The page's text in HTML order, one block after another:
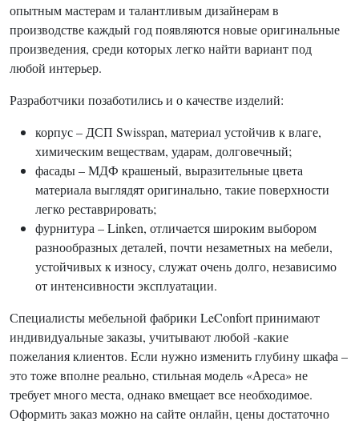
опытным мастерам и талантливым дизайнерам в
производстве каждый год появляются новые оригинальные
произведения, среди которых легко найти вариант под
любой интерьер.
Разработчики позаботились и о качестве изделий:
корпус – ДСП Swisspan, материал устойчив к влаге,
химическим веществам, ударам, долговечный;
фасады – МДФ крашеный, выразительные цвета
материала выглядят оригинально, такие поверхности
легко реставрировать;
фурнитура – Linken, отличается широким выбором
разнообразных деталей, почти незаметных на мебели,
устойчивых к износу, служат очень долго, независимо
от интенсивности эксплуатации.
Специалисты мебельной фабрики LeConfort принимают
индивидуальные заказы, учитывают любой -какие
пожелания клиентов. Если нужно изменить глубину шкафа –
это тоже вполне реально, стильная модель «Ареса» не
требует много места, однако вмещает все необходимое.
Оформить заказ можно на сайте онлайн, цены достаточно